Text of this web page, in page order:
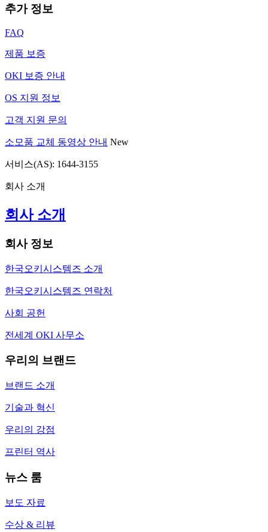
추가 정보
FAQ
제품 보증
OKI 보증 안내
OS 지원 정보
고객 지원 문의
소모품 교체 동영상 안내 New
서비스(AS): 1644-3155
회사 소개
회사 소개
회사 정보
한국오키시스템즈 소개
한국오키시스템즈 연락처
사회 공헌
전세계 OKI 사무소
우리의 브랜드
브랜드 소개
기술과 혁신
우리의 강점
프린터 역사
뉴스 룸
보도 자료
수상 & 리뷰